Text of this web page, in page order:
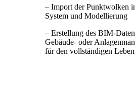
– Import der Punktwolken
System und Modellierung
– Erstellung des BIM-
Gebäude- oder
für den vollständigen